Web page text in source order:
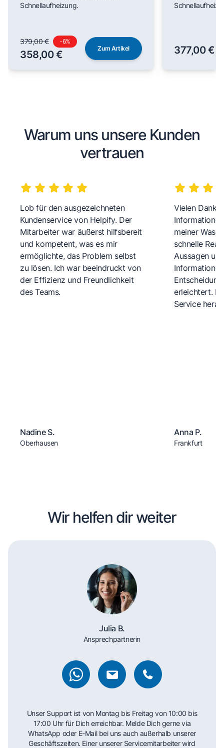
Schnellaufheizung.
379,00 € -6%
358,00 €
Zum Artikel 377,00 €
Warum uns unsere Kunden
vertrauen
Lob für den ausgezeichneten
Kundenservice von Helpify. Der
Mitarbeiter war äußerst hilfsbereit
und kompetent, was es mir
ermöglichte, das Problem selbst
zu lösen. Ich war beeindruckt von
der Effizienz und Freundlichkeit
des Teams.
Nadine S.
Oberhausen
Vielen Dank
meiner
schnelle
Aussagen
erleichtert.
Service
Anna P.
Frankfurt
Wir helfen dir weiter
Julia B.
Ansprechpartnerin
Unser Support ist von Montag bis Freitag von 10:00 bis
17:00 Uhr für Dich erreichbar. Melde Dich gerne via
WhatsApp oder E-Mail bei uns auch außerhalb unserer
Geschäftszeiten. Einer unserer Servicemitarbeiter wird